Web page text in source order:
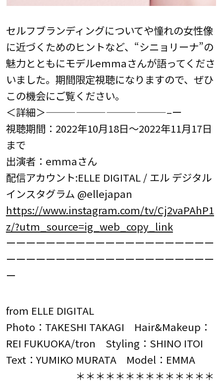
セルフブランディングについてや憧れの女性像
に近づくためのヒントなど、“シニョリーナ”の
魅力とともにモデルemmaさんが語ってくださ
いました。期間限定視聴になりますので、ぜひ
この機会にご覧ください。
＜詳細＞————————————–ー
視聴期間：2022年10月18日～2022年11月17日
まで
出演者：emmaさん
配信アカウント:ELLE DIGITAL / エル デジタル
インスタグラム @ellejapan
https://www.instagram.com/tv/Cj2vaPAhP1
z/?utm_source=ig_web_copy_link
ーーーーーーーーーーーーーーーーーーーーー
ーーーーーーーーーーーーーーーーーーーーー
ー
from ELLE DIGITAL
Photo：TAKESHI TAKAGI Hair&Makeup：
REI FUKUOKA/tron Styling：SHINO ITOI
Text：YUMIKO MURATA Model：EMMA
＊＊＊＊＊＊＊＊＊＊＊＊＊＊